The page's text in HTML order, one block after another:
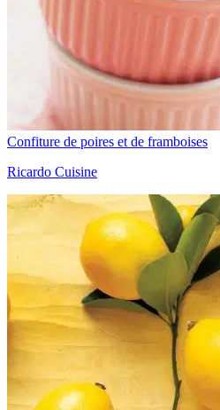
Confiture de poires et de framboises
Ricardo Cuisine